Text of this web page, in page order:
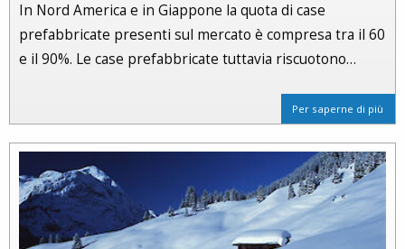
In Nord America e in Giappone la quota di case
prefabbricate presenti sul mercato è compresa tra il 60
e il 90%. Le case prefabbricate tuttavia riscuotono…
Per saperne di più